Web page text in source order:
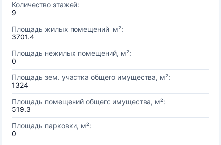
Количество этажей:
9
Площадь жилых помещений, м²:
3701.4
Площадь нежилых помещений, м²:
0
Площадь зем. участка общего имущества, м²:
1324
Площадь помещений общего имущества, м²:
519.3
Площадь парковки, м²:
0